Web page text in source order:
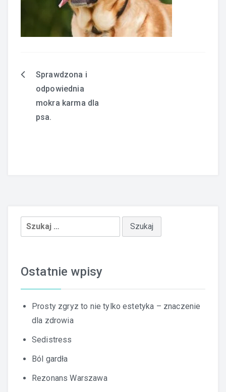
Nawigacja
Sprawdzona i
odpowiednia
mokra karma dla
psa.
Szukaj:
Ostatnie wpisy
Prosty zgryz to nie tylko estetyka – znaczenie
dla zdrowia
Sedistress
Ból gardła
Rezonans Warszawa